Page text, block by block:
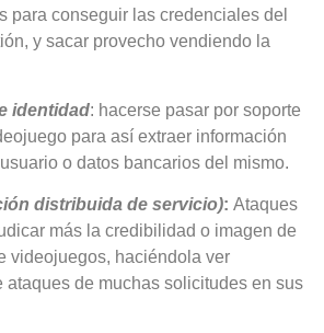
para conseguir las credenciales del
y sacar provecho vendiendo la
identidad: hacerse pasar por soporte
para así extraer información
o datos bancarios del mismo.
distribuida de servicio): Ataques
más la credibilidad o imagen de
videojuegos, haciéndola ver
ataques de muchas solicitudes en sus